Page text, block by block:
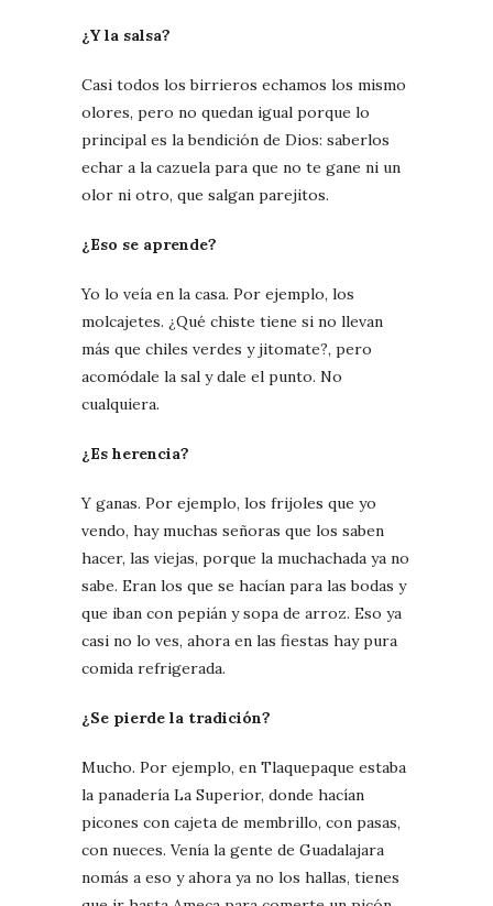
¿Y la salsa?
Casi todos los birrieros echamos los mismo
olores, pero no quedan igual porque lo
principal es la bendición de Dios: saberlos
echar a la cazuela para que no te gane ni un
olor ni otro, que salgan parejitos.
¿Eso se aprende?
Yo lo veía en la casa. Por ejemplo, los
molcajetes. ¿Qué chiste tiene si no llevan
más que chiles verdes y jitomate?, pero
acomódale la sal y dale el punto. No
cualquiera.
¿Es herencia?
Y ganas. Por ejemplo, los frijoles que yo
vendo, hay muchas señoras que los saben
hacer, las viejas, porque la muchachada ya no
sabe. Eran los que se hacían para las bodas y
que iban con pepián y sopa de arroz. Eso ya
casi no lo ves, ahora en las fiestas hay pura
comida refrigerada.
¿Se pierde la tradición?
Mucho. Por ejemplo, en Tlaquepaque estaba
la panadería La Superior, donde hacían
picones con cajeta de membrillo, con pasas,
con nueces. Venía la gente de Guadalajara
nomás a eso y ahora ya no los hallas, tienes